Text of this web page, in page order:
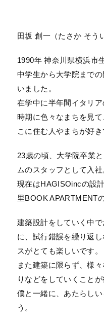
田坂 創一（たさか そう
1990年 神奈川県横浜市
中学生から大学院まで
いました。
在学中に半年間イタリ
時期に色々なまちを見
こに住む人やまちが好き
23歳の頃、大学院卒業
ムのスタッフとして入社
現在はHAGISOincの設
里BOOK APARTMENT
建築設計をしていく中
に、試行錯誤を繰り返
スがとても楽しいです。
また建築に限らず、様
りなどをしていくことが
僕と一緒に、あたらし
う。